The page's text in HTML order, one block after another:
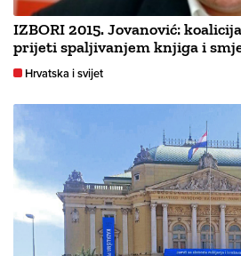
IZBORI 2015. Jovanović:
prijeti spaljivanjem knjiga i
Hrvatska i svijet